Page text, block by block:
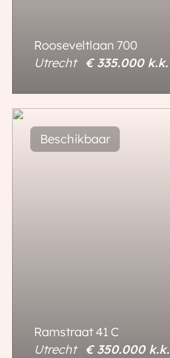
Rooseveltlaan 700
Utrecht
€ 335.000 k.k.
Ramstraat 41 C
Utrecht
€ 350.000 k.k.